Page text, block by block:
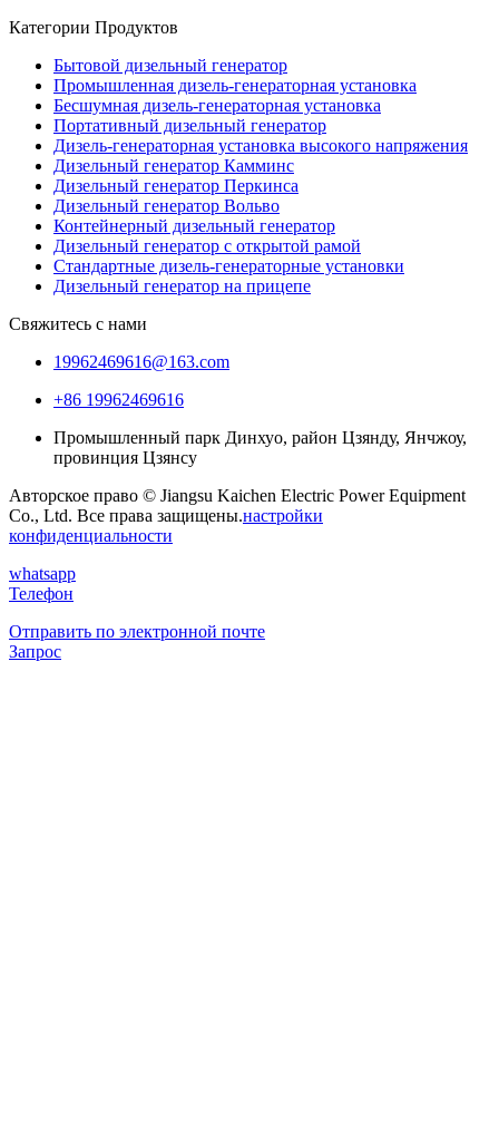
Категории Продуктов
Бытовой дизельный генератор
Промышленная дизель-генераторная установка
Бесшумная дизель-генераторная установка
Портативный дизельный генератор
Дизель-генераторная установка высокого напряжения
Дизельный генератор Камминс
Дизельный генератор Перкинса
Дизельный генератор Вольво
Контейнерный дизельный генератор
Дизельный генератор с открытой рамой
Стандартные дизель-генераторные установки
Дизельный генератор на прицепе
Свяжитесь с нами
19962469616@163.com
+86 19962469616
Промышленный парк Динхуо, район Цзянду, Янчжоу,
провинция Цзянсу
Авторское право © Jiangsu Kaichen Electric Power Equipment
Co., Ltd. Все права защищены.настройки
конфиденциальности
whatsapp
Телефон
Отправить по электронной почте
Запрос